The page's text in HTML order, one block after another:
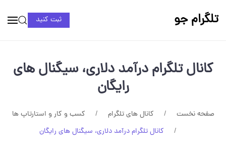
تلگرام جو ثبت کنید
کانال تلگرام درآمد دلاری، سیگنال های
رایگان
صفحه نخست کانال های تلگرام
کسب و کار و استارتاپ ها
کانال تلگرام درآمد دلاری، سیگنال های رایگان